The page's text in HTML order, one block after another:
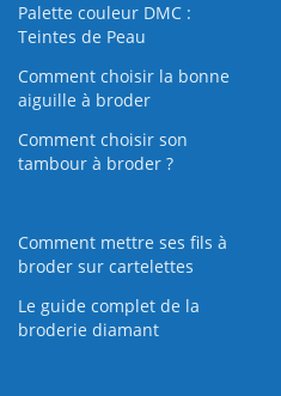
Palette couleur DMC :
Teintes de Peau
Comment choisir la bonne
aiguille à broder
Comment choisir son
tambour à broder ?
Comment mettre ses fils à
broder sur cartelettes
Le guide complet de la
broderie diamant